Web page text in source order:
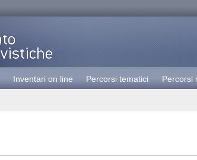
Inventari on line Percorsi tematici Percorsi